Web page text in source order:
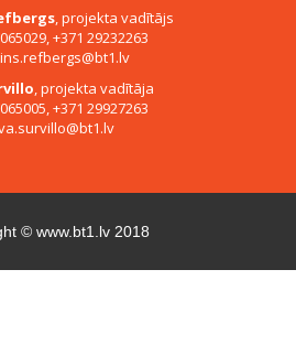
, projekta vadītājs
+371 29232263
, projekta vadītāja
+371 29927263
© www.bt1.lv 2018